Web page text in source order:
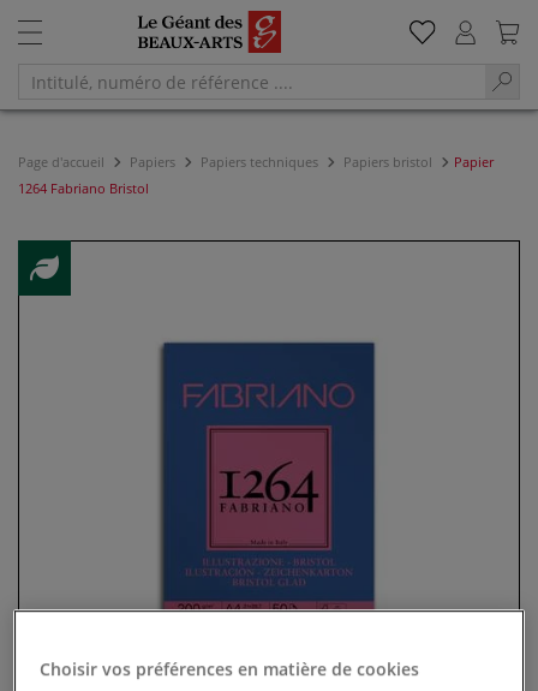
Page d'accueil Papiers Papiers techniques Papiers bristol
Papier
1264 Fabriano Bristol
Choisir vos préférences en matière de cookies